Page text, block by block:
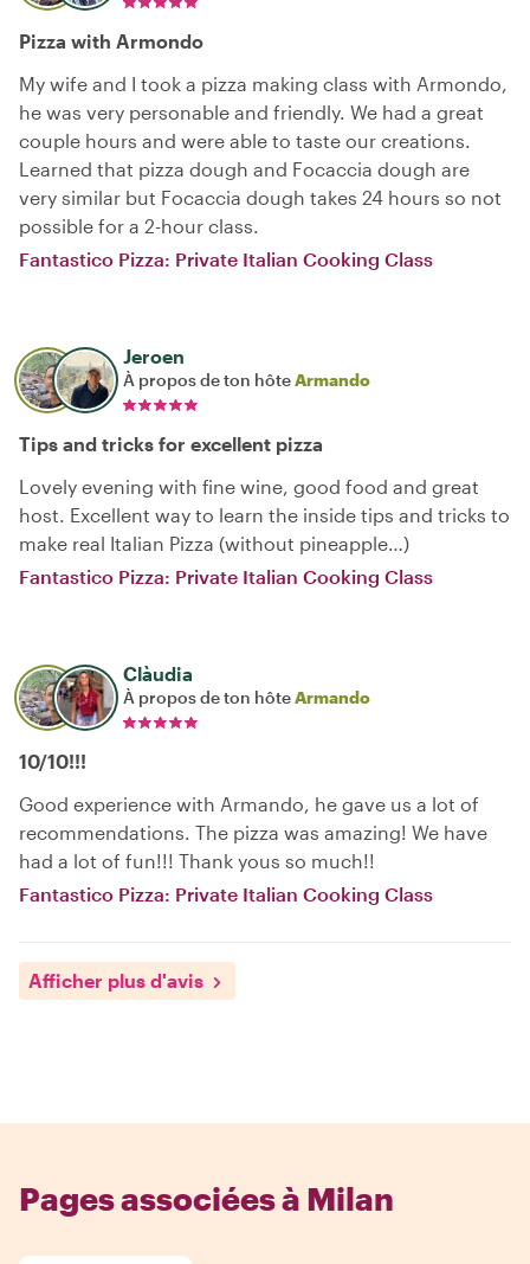
Pizza with Armondo
My wife and I took a pizza making class with Armondo,
he was very personable and friendly. We had a great
couple hours and were able to taste our creations.
Learned that pizza dough and Focaccia dough are
very similar but Focaccia dough takes 24 hours so not
possible for a 2-hour class.
Fantastico Pizza: Private Italian Cooking Class
Jeroen
À propos de ton hôteArmando
Tips and tricks for excellent pizza
Lovely evening with fine wine, good food and great
host. Excellent way to learn the inside tips and tricks to
make real Italian Pizza (without pineapple…)
Fantastico Pizza: Private Italian Cooking Class
Clàudia
À propos de ton hôteArmando
10/10!!!
Good experience with Armando, he gave us a lot of
recommendations. The pizza was amazing! We have
had a lot of fun!!! Thank yous so much!!
Fantastico Pizza: Private Italian Cooking Class
Afficher plus d'avis
Pages associées à Milan